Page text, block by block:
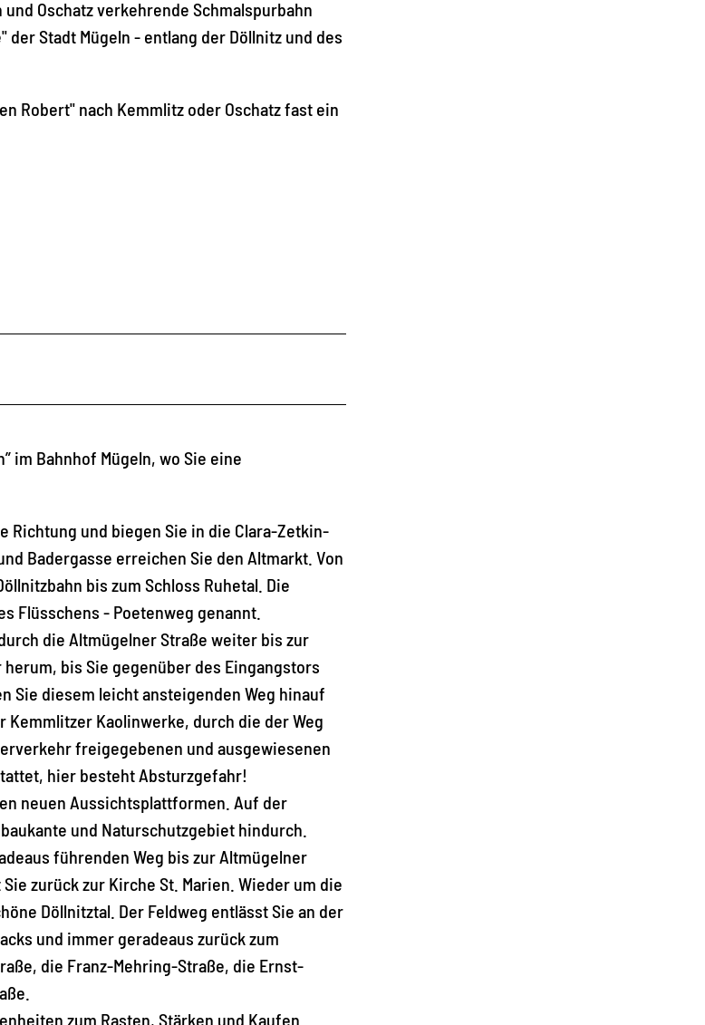
Oschatz verkehrende Schmalspurbahn
Stadt Mügeln - entlang der Döllnitz und des
Robert" nach Kemmlitz oder Oschatz fast ein
im Bahnhof Mügeln, wo Sie eine
Richtung und biegen Sie in die Clara-Zetkin-
Badergasse erreichen Sie den Altmarkt. Von
bis zum Schloss Ruhetal. Die
Flüsschens - Poetenweg genannt.
die Altmügelner Straße weiter bis zur
bis Sie gegenüber des Eingangstors
Sie diesem leicht ansteigenden Weg hinauf
Kaolinwerke, durch die der Weg
freigegebenen und ausgewiesenen
hier besteht Absturzgefahr!
neuen Aussichtsplattformen. Auf der
und Naturschutzgebiet hindurch.
führenden Weg bis zur Altmügelner
zurück zur Kirche St. Marien. Wieder um die
Döllnitztal. Der Feldweg entlässt Sie an der
und immer geradeaus zurück zum
die Franz-Mehring-Straße, die Ernst-
zum Rasten, Stärken und Kaufen.